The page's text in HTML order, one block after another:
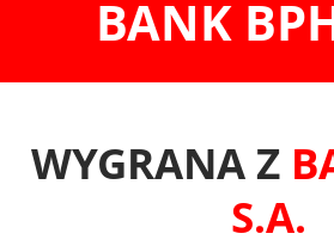
BANK
WYGRANA Z
S.A.